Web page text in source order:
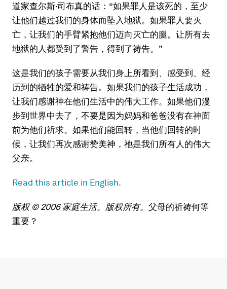
道家查尔斯·司布真的话：“如果罪人是该死的，至少
让他们越过我们的身体而坠入地狱。如果罪人要灭
亡，让我们的手臂紧抱他们迈向灭亡的腿。让所有去
地狱的人都受到了警告，得到了祷告。”
这是我们的孩子需要从我们身上所看到、感受到、经
历到的牺牲的爱和祷告。如果我们的孩子生活成功，
让我们感谢神在他们生活中的伟大工作。如果他们漫
步到世界中去了，不要是因为妈妈和爸爸没有在神面
前为他们祈求。如果他们能回转，当他们回转的时
候，让我们再次感谢赞美神，祂是我们所有人的伟大
父亲。
Read this article in English.
版权 © 2006 家庭生活。版权所有。 父母的祈祷何等
重要？